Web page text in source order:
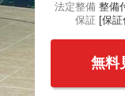
法定整備 整備
保証 [保
無料